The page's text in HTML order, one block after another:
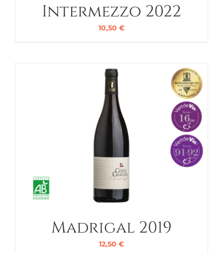
Intermezzo 2022
10,50 €
Madrigal 2019
12,50 €